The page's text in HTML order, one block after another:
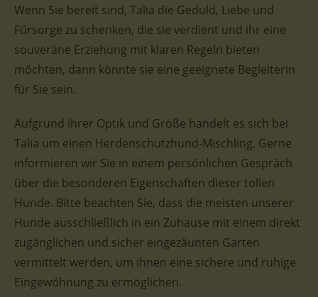
Wenn Sie bereit sind, Talia die Geduld, Liebe und
Fürsorge zu schenken, die sie verdient und ihr eine
souveräne Erziehung mit klaren Regeln bieten
möchten, dann könnte sie eine geeignete Begleiterin
für Sie sein.
Aufgrund ihrer Optik und Größe handelt es sich bei
Talia um einen Herdenschutzhund-Mischling. Gerne
informieren wir Sie in einem persönlichen Gespräch
über die besonderen Eigenschaften dieser tollen
Hunde. Bitte beachten Sie, dass die meisten unserer
Hunde ausschließlich in ein Zuhause mit einem direkt
zugänglichen und sicher eingezäunten Garten
vermittelt werden, um ihnen eine sichere und ruhige
Eingewöhnung zu ermöglichen.